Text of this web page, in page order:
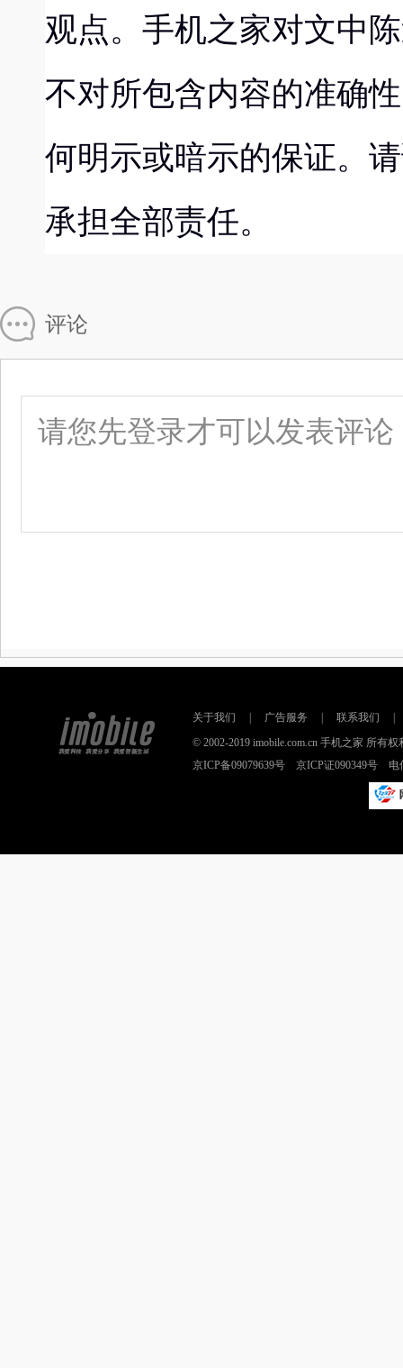
观点。手机之家对文中
不对所包含内容的准确
何明示或暗示的保证。
承担全部责任。
评论
关于我们 广告服务 联系我们
© 2002-2019 imobile.com.cn 手机之家 所有
京ICP备09079639号 京ICP证090349号 电